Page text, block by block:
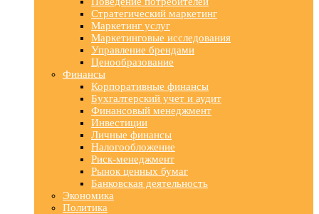
Стратегический маркетинг
Маркетинг услуг
Маркетинговые исследования
Управление брендами
Ценообразование
Финансы
Корпоративные финансы
Бухгалтерский учет и аудит
Финансовый менеджмент
Инвестиции
Личные финансы
Налогообложение
Риск-менеджмент
Рынок ценных бумаг
Банковская деятельность
Экономика
Политика